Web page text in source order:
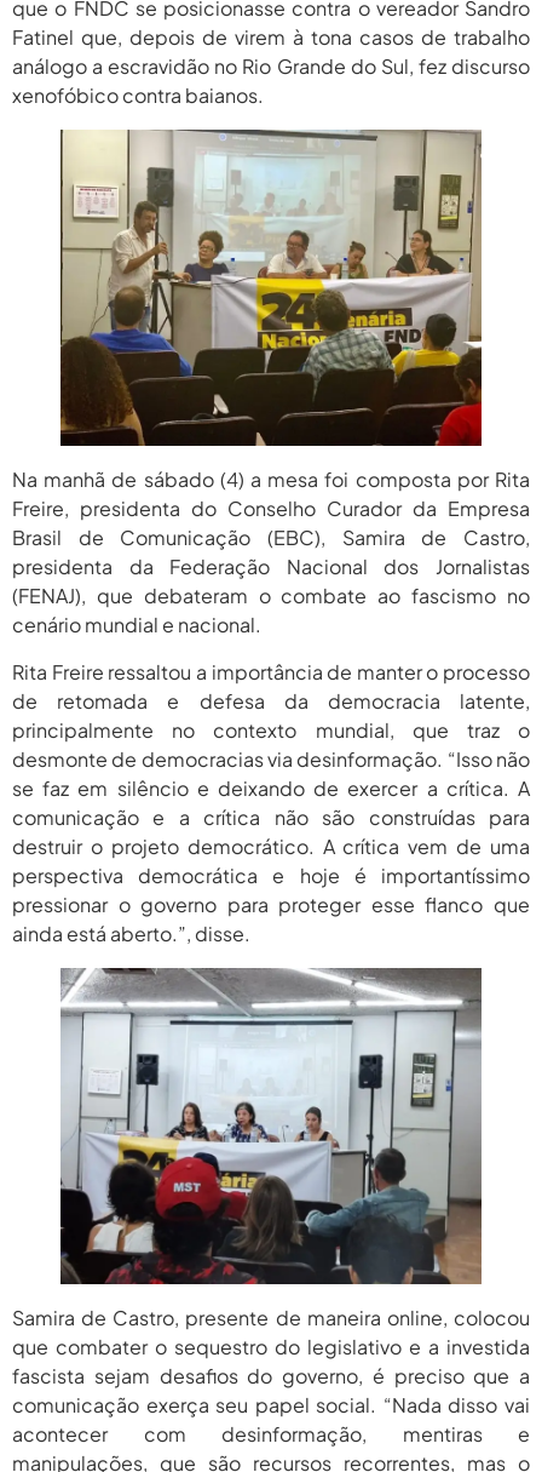
que o FNDC se posicionasse contra o vereador Sandro
Fatinel que, depois de virem à tona casos de trabalho
análogo a escravidão no Rio Grande do Sul, fez discurso
xenofóbico contra baianos.
Na manhã de sábado (4) a mesa foi composta por Rita
Freire, presidenta do Conselho Curador da Empresa
Brasil de Comunicação (EBC), Samira de Castro,
presidenta da Federação Nacional dos Jornalistas
(FENAJ), que debateram o combate ao fascismo no
cenário mundial e nacional.
Rita Freire ressaltou a importância de manter o processo
de retomada e defesa da democracia latente,
principalmente no contexto mundial, que traz o
desmonte de democracias via desinformação. “Isso não
se faz em silêncio e deixando de exercer a crítica. A
comunicação e a crítica não são construídas para
destruir o projeto democrático. A crítica vem de uma
perspectiva democrática e hoje é importantíssimo
pressionar o governo para proteger esse flanco que
ainda está aberto.”, disse.
Samira de Castro, presente de maneira online, colocou
que combater o sequestro do legislativo e a investida
fascista sejam desafios do governo, é preciso que a
comunicação exerça seu papel social. “Nada disso vai
acontecer com desinformação, mentiras e
manipulações, que são recursos recorrentes, mas o